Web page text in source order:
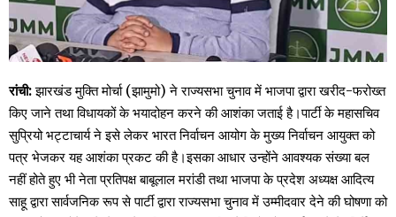
रांची:झारखंड मुक्ति मोर्चा (झामुमो) ने राज्यसभा चुनाव में भाजपा द्वारा खरीद-फरोख्त
किए जाने तथा विधायकों के भयादोहन करने की आशंका जताई है।पार्टी के महासचिव
सुप्रियो भट्टाचार्य ने इसे लेकर भारत निर्वाचन आयोग के मुख्य निर्वाचन आयुक्त को
पत्र भेजकर यह आशंका प्रकट की है।इसका आधार उन्होंने आवश्यक संख्या बल
नहीं होते हुए भी नेता प्रतिपक्ष बाबूलाल मरांडी तथा भाजपा के प्रदेश अध्यक्ष आदित्य
साहू द्वारा सार्वजनिक रूप से पार्टी द्वारा राज्यसभा चुनाव में उम्मीदवार देने की घोषणा को